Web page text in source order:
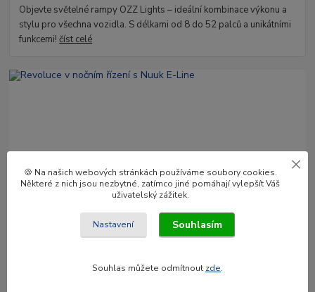
Objevte světelné rampy OZZ Lights – ideální kombinace výkonu a
stylu pro všechna vozidla. S délkami od 8 do 52 palců a unikátními
funkcemi!číst celé
Revoluce v nočním řízení s Nuuk E-Line
Nuuk E-Line Duo je vysoce kvalitní LED lišta a držák registrační
🍪 Na našich webových stránkách používáme soubory cookies.
Některé z nich jsou nezbytné, zatímco jiné pomáhají vylepšít Váš
uživatelský zážitek.
Nastavení Souhlasím
Souhlas můžete odmítnout zde.